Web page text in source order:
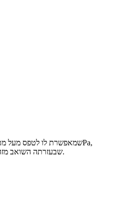
מערכת מתקדמת לזיהוי והימנעות ממכשולים, שליטה מרחוק דרך אפליקציה, טכנולוגיית TripleUp שבעזרתה השואב מזהה אוטומטית את סוג הלכלוך וכיצד לטפל בו ומברשת שמונעת הסתבכות של שיער ופרווה.